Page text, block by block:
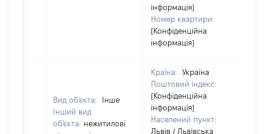
інформація]
Номер квартири:
[Конфіденційна
інформація]
Вид об'єкта:
Інше
Інший вид
об'єкта: нежитилові
Країна:
Україна
Поштовий індекс:
[Конфіденційна
інформація]
Населений пункт:
Львів / Львівська